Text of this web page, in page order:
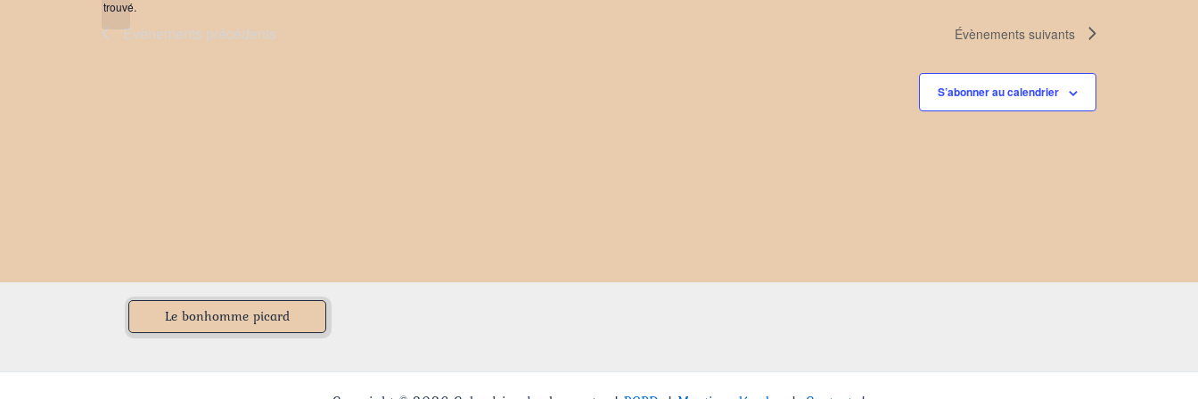
trouvé.
Évènements précédents Évènements suivants
S’abonner au calendrier
Le bonhomme picard